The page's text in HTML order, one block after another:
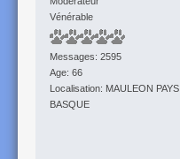
Vénérable
Messages: 2595
Age: 66
Localisation: MAULEON PAYS
BASQUE